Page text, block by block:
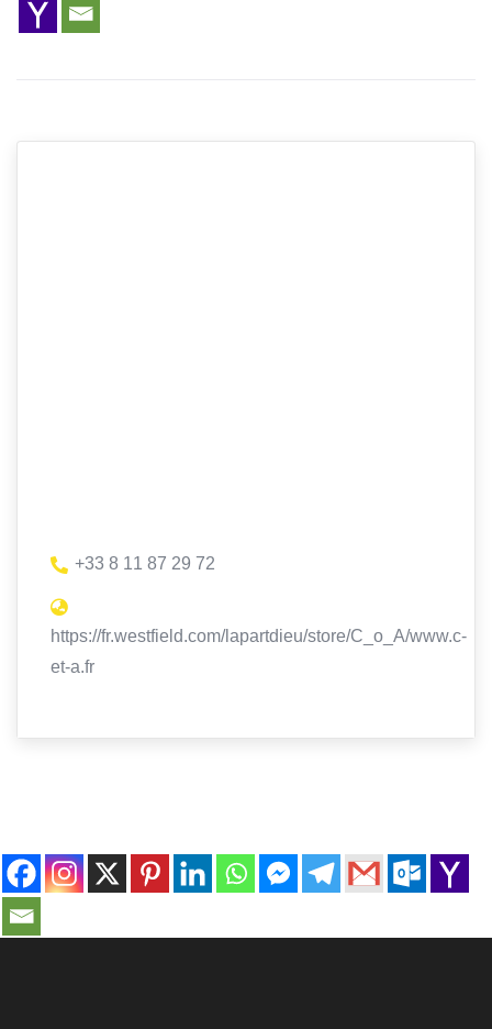
+33 8 11 87 29 72
https://fr.westfield.com/lapartdieu/store/C_o_A/www.c-
et-a.fr